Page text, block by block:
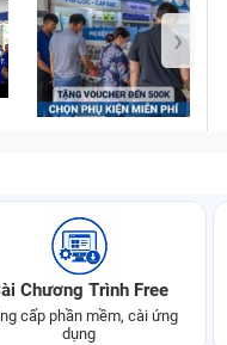
›
Chương Trình Free
cấp phần mềm, cài ứng
dụng